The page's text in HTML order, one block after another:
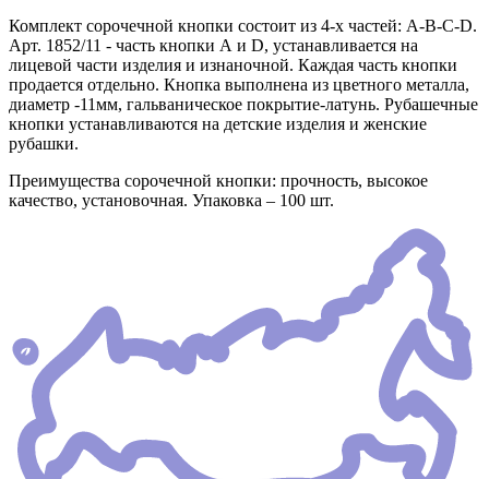
Комплект сорочечной кнопки состоит из 4-х частей: А-В-С-D.
Арт. 1852/11 - часть кнопки А и D, устанавливается на
лицевой части изделия и изнаночной. Каждая часть кнопки
продается отдельно. Кнопка выполнена из цветного металла,
диаметр -11мм, гальваническое покрытие-латунь. Рубашечные
кнопки устанавливаются на детские изделия и женские
рубашки.
Преимущества сорочечной кнопки: прочность, высокое
качество, установочная. Упаковка – 100 шт.